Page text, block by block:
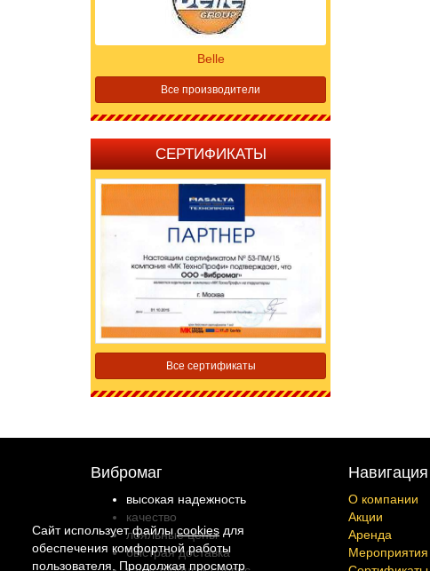
Belle
Все производители
СЕРТИФИКАТЫ
Все сертификаты
Вибромаг
высокая надежность
качество
лояльные цены
быстрая доставка
Навигация
О компании
Акции
Аренда
Мероприятия
Сайт использует файлыcookies для
обеспечения комфортной работы
пользователя. Продолжая просмотр